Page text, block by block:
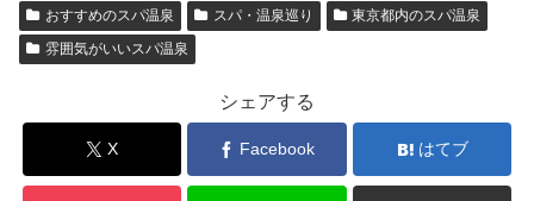
おすすめのスパ温泉 スパ・温泉巡り
東京都内のスパ温泉
雰囲気がいいスパ温泉
シェアする
X Facebook はてブ